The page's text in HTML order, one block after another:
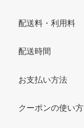
配送料・利用料
配送時間
お支払い方法
クーポンの使い方